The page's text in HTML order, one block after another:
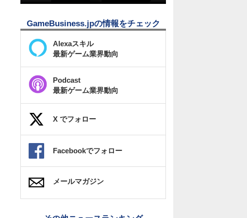
GameBusiness.jpの情報をチェック
Alexaスキル
最新ゲーム業界動向
Podcast
最新ゲーム業界動向
X でフォロー
Facebookでフォロー
メールマガジン